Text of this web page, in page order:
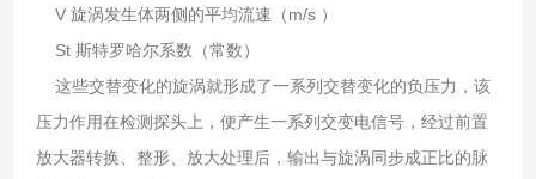
V 旋涡发生体两侧的平均流速（m/s ）
St 斯特罗哈尔系数（常数）
这些交替变化的旋涡就形成了一系列交替变化的负压力，该
压力作用在检测探头上，便产生一系列交变电信号，经过前置
放大器转换、整形、放大处理后，输出与旋涡同步成正比的脉